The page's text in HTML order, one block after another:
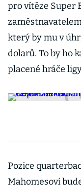
pro vítěze Super
který by mu v
dolarů. To by ho
placené hráče
Pozice
Mahomesovi